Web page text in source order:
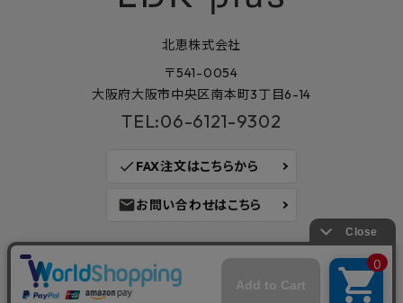
北恵株式会社
〒541-0054
大阪府大阪市中央区南本町3丁目6-14
TEL:06-6121-9302
check FAX注文はこちらから
mailお問い合わせはこちら